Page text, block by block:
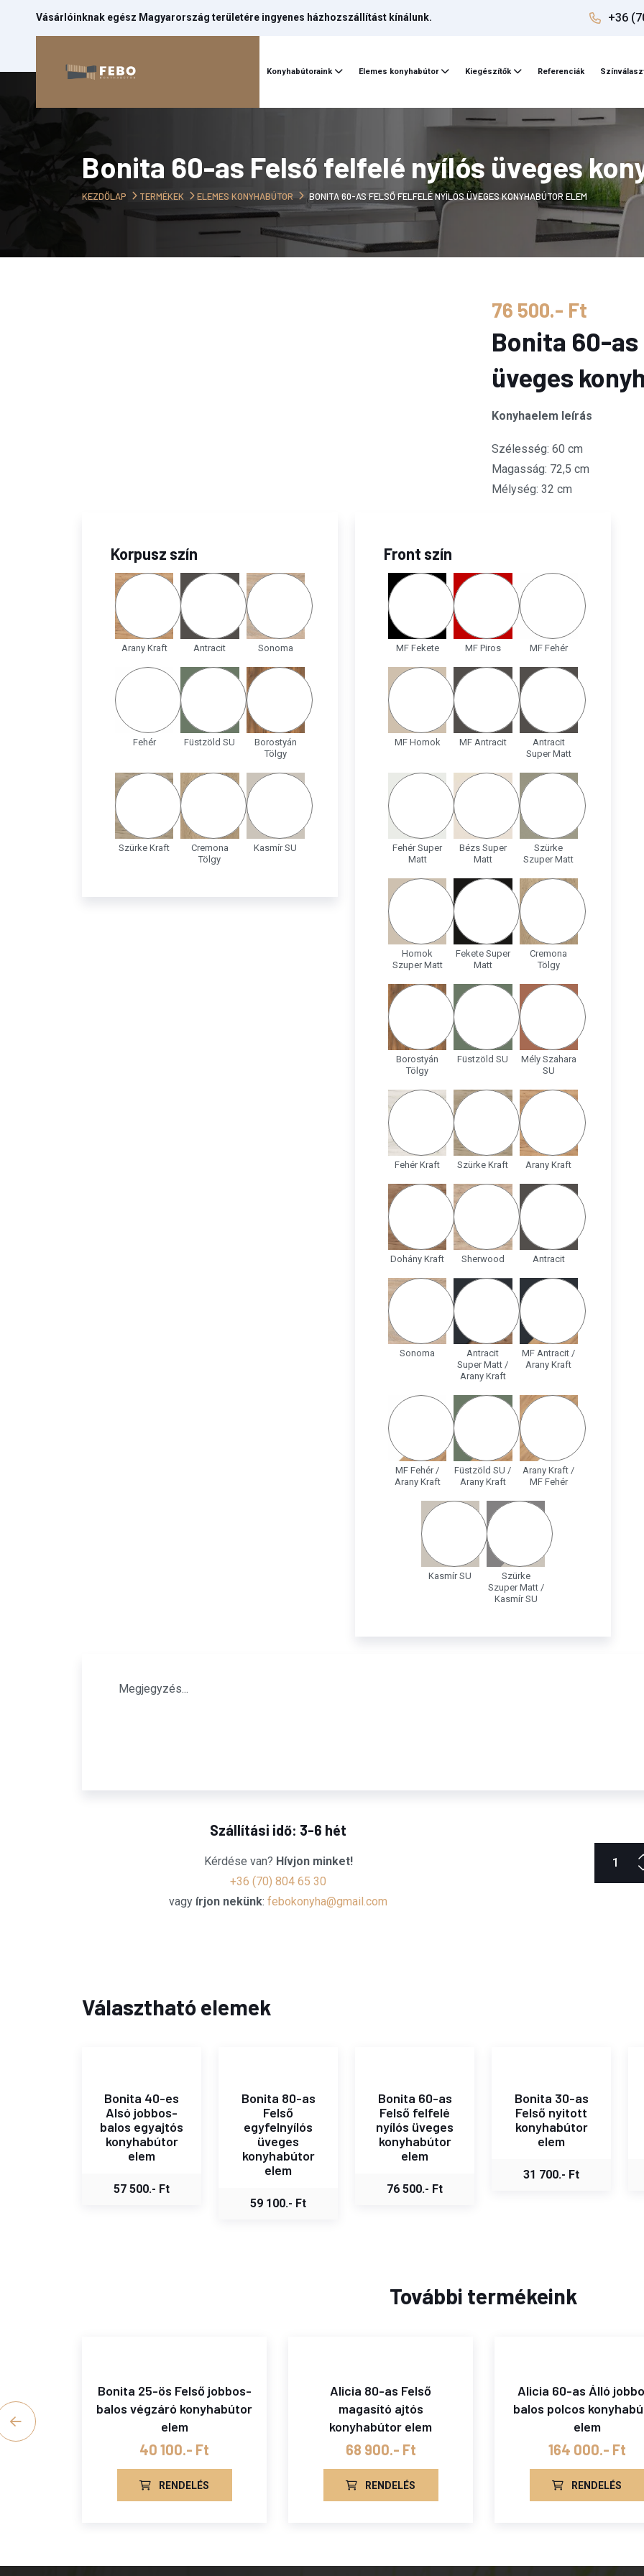
Vásárlóinknak egész Magyarország területére ingyenes házhozszállítást kínálunk. +36
Konyhabútoraink Elemes konyhabútor Kiegészítők Referenciák
Bonita 60-as Felső felfelé nyílós üveges
KEZDŐLAP TERMÉKEK ELEMES KONYHABÚTOR BONITA 60-AS FELSŐ FELFELÉ NYÍLÓS ÜVEGES KONYHABÚTOR ELEM
76 500.- Ft
Bonita 60-
üveges
Konyhaelem leírás
Szélesség: 60 cm
Magasság: 72,5 cm
Mélység: 32 cm
Korpusz szín
Arany Kraft Antracit Sonoma
Fehér Füstzöld SU
Borostyán
Tölgy
Szürke Kraft
Cremona
Tölgy
Kasmír SU
Front szín
MF Fekete MF Piros MF Fehér
MF Homok MF Antracit
Antracit
Super Matt
Fehér Super
Matt
Bézs Super
Matt
Szürke
Szuper Matt
Homok
Szuper Matt
Fekete Super
Matt
Cremona
Tölgy
Borostyán
Tölgy
Füstzöld SU
Mély Szahara
SU
Fehér Kraft Szürke Kraft Arany Kraft
Dohány Kraft Sherwood Antracit
Sonoma
Antracit
Super Matt /
Arany Kraft
MF Antracit /
Arany Kraft
MF Fehér /
Arany Kraft
Füstzöld SU /
Arany Kraft
Arany Kraft /
MF Fehér
Kasmír SU
Szürke
Szuper Matt /
Kasmír SU
Szállítási idő: 3-6 hét
Kérdése van? Hívjon minket!
+36 (70) 804 65 30
vagy írjon nekünk: febokonyha@gmail.com
Választható elemek
Bonita 40-es
Alsó jobbos-
balos egyajtós
konyhabútor
elem
57 500.- Ft
Bonita 80-as
Felső
egyfelnyílós
üveges
konyhabútor
elem
59 100.- Ft
Bonita 60-as
Felső felfelé
nyílós üveges
konyhabútor
elem
76 500.- Ft
Bonita 30-as
Felső nyitott
konyhabútor
elem
31 700.- Ft
További termékeink
Bonita 25-ös Felső jobbos-
balos végzáró konyhabútor
elem
40 100.- Ft
RENDELÉS
Alicia 80-as Felső
magasító ajtós
konyhabútor elem
68 900.- Ft
RENDELÉS
Alicia 60-as Álló
balos polcos
elem
164 000.- Ft
RENDELÉS